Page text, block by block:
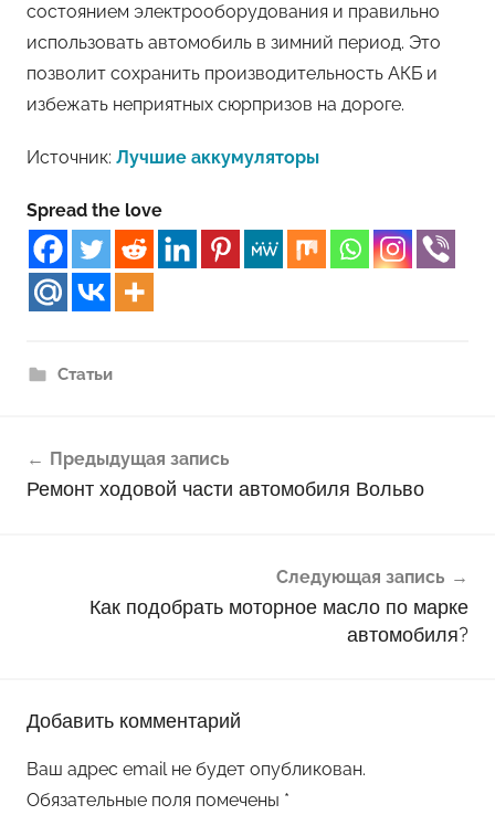
состоянием электрооборудования и правильно
использовать автомобиль в зимний период. Это
позволит сохранить производительность АКБ и
избежать неприятных сюрпризов на дороге.
Источник: Лучшие аккумуляторы
Spread the love
Статьи
по
Предыдущая запись
Ремонт ходовой части автомобиля Вольво
Следующая запись
Как подобрать моторное масло по марке
автомобиля?
Добавить комментарий
Ваш адрес email не будет опубликован.
Обязательные поля помечены *